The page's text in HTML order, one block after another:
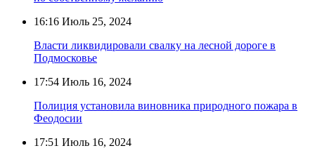
16:16 Июль 25, 2024
Власти ликвидировали свалку на лесной дороге в
Подмосковье
17:54 Июль 16, 2024
Полиция установила виновника природного пожара в
Феодосии
17:51 Июль 16, 2024